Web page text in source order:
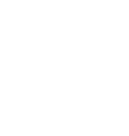
Am einfachsten
Lineal gerade